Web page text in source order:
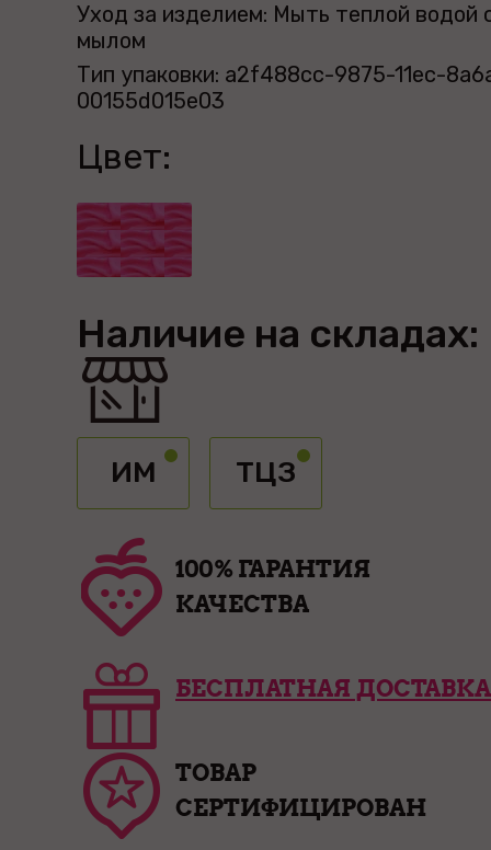
Уход за изделием: Мыть теплой водой
мылом
Тип упаковки: a2f488cc-9875-11ec-
00155d015e03
Цвет:
Наличие на складах:
ИМ ТЦЗ
100% ГАРАНТИЯ
КАЧЕСТВА
БЕСПЛАТНАЯ ДОСТАВКА
ТОВАР
СЕРТИФИЦИРОВАН